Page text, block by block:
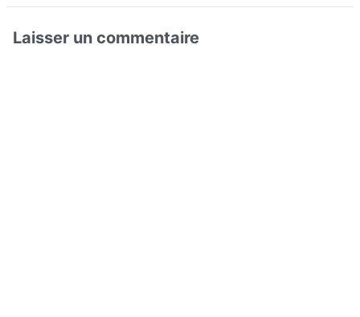
Laisser un commentaire